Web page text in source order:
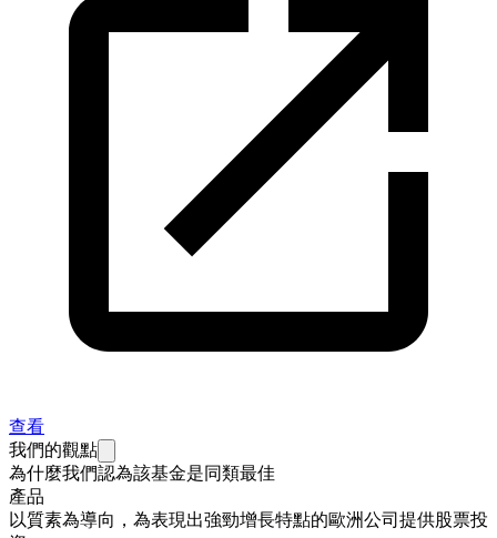
查看
我們的觀點
為什麼我們認為該基金是同類最佳
產品
以質素為導向，為表現出強勁增長特點的歐洲公司提供股票投